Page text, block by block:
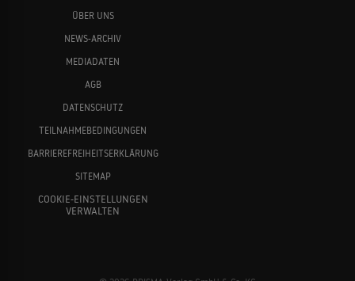
ÜBER UNS
NEWS-ARCHIV
MEDIADATEN
AGB
DATENSCHUTZ
TEILNAHMEBEDINGUNGEN
BARRIEREFREIHEITSERKLÄRUNG
SITEMAP
COOKIE-EINSTELLUNGEN
VERWALTEN